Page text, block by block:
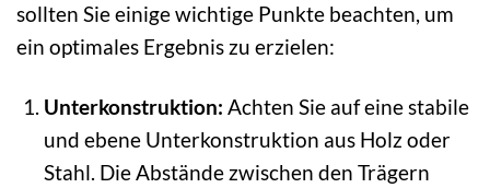
sollten Sie einige wichtige Punkte beachten, um
ein optimales Ergebnis zu erzielen:
Unterkonstruktion: Achten Sie auf eine stabile
und ebene Unterkonstruktion aus Holz oder
Stahl. Die Abstände zwischen den Trägern